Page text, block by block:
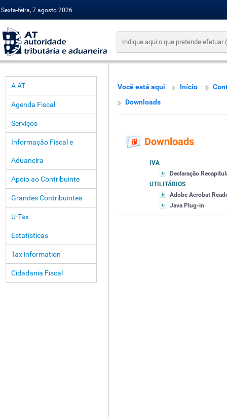
Sexta-feira, 7 agosto 2026
A AT
Agenda Fiscal
Serviços
Informação Fiscal e
Aduaneira
Apoio ao Contribuinte
Grandes Contribuintes
U-Tax
Estatísticas
Tax information
Cidadania Fiscal
Você está aqui Início
Downloads
Downloads
IVA
Declaração
UTILITÁRIOS
Adobe Acrobat
Java Plug-in